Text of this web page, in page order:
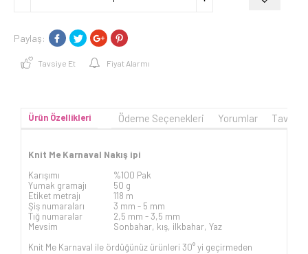
Paylaş:
Tavsiye Et Fiyat Alarmı
Ürün Özellikleri Ödeme Seçenekleri Yorumlar
Knit Me Karnaval Nakış ipi
Karışımı
%100 Pak
Yumak gramajı
50 g
Etiket metrajı
118 m
Şiş numaraları
3 mm - 5 mm
Tığ numaralar
2,5 mm - 3,5 mm
Mevsim
Sonbahar, kış, ilkbahar, Yaz
Knit Me Karnaval ile ördüğünüz ürünleri 30° yi geçirmeden